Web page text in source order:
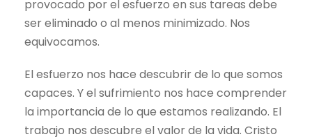
provocado por el esfuerzo en sus tareas debe
ser eliminado o al menos minimizado. Nos
equivocamos.
El esfuerzo nos hace descubrir de lo que somos
capaces. Y el sufrimiento nos hace comprender
la importancia de lo que estamos realizando. El
trabajo nos descubre el valor de la vida. Cristo